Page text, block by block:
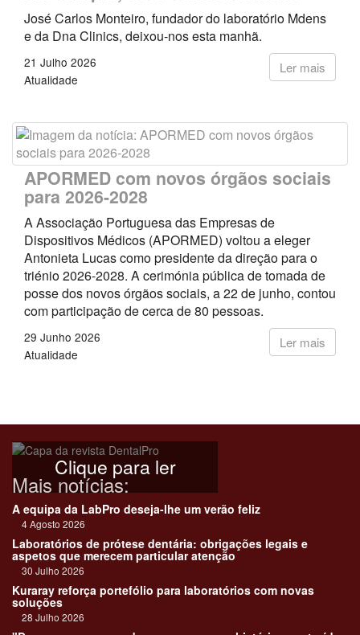
José Carlos Monteiro, fundador do laboratório Mdens
e da Dna Clinics, deixou-nos esta manhã.
Ler mais
21 Julho 2026
Atualidade
APORMED com novos órgãos sociais
para 2026-2028
A Associação Portuguesa das Empresas de
Dispositivos Médicos (APORMED) voltou a eleger
Antonieta Lucas como presidente da direção para o
triénio 2026-2028. A cerimónia pública de tomada de
posse dos novos órgãos sociais, a 22 de junho, contou
com participação de cerca de 80 pessoas.
Ler mais
29 Junho 2026
Atualidade
Clique para ler
Mais notícias:
A equipa da LabPro deseja-lhe um verão feliz
4 Agosto 2026
Laboratórios de prótese dentária: obrigações legais e
aspetos que merecem particular atenção
30 Julho 2026
Kuraray reforça portefólio para laboratórios com novas
soluções
28 Julho 2026